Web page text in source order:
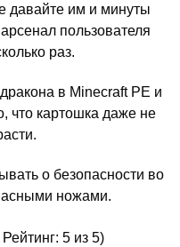
давайте им и минуты
пользователя
раз.
в Minecraft PE и
что картошка даже не
о безопасности во
ножами.
Рейтинг:5 из 5)